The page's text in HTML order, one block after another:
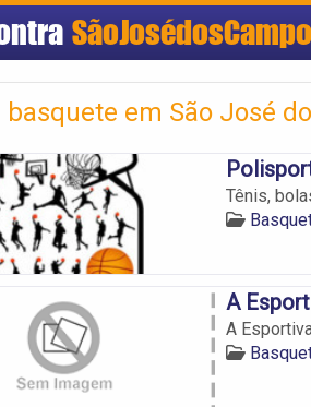
basquete em São José
Tênis,
A
A